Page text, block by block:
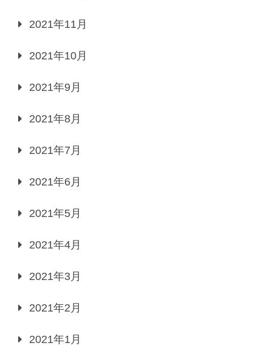
2021年11月
2021年10月
2021年9月
2021年8月
2021年7月
2021年6月
2021年5月
2021年4月
2021年3月
2021年2月
2021年1月